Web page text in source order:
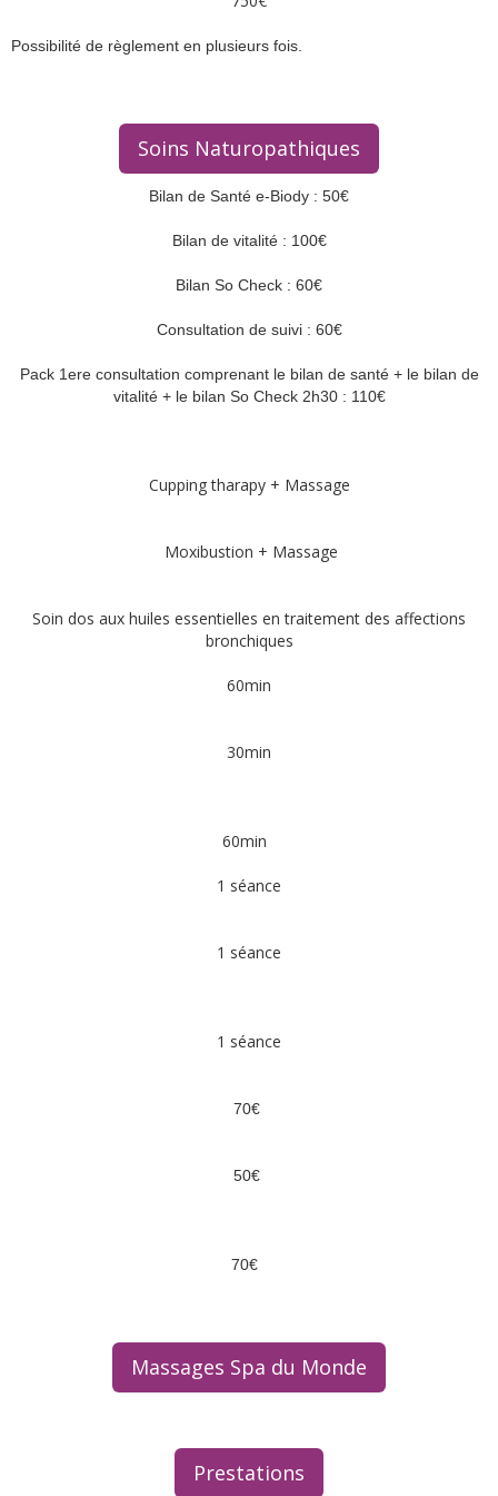
Possibilité de règlement en plusieurs fois.
Soins Naturopathiques
Bilan de Santé e-Biody : 50€
Bilan de vitalité : 100€
Bilan So Check : 60€
Consultation de suivi : 60€
Pack 1ere consultation comprenant le bilan de santé + le bilan de
vitalité + le bilan So Check 2h30 : 110€
Cupping tharapy + Massage
Moxibustion + Massage
Soin dos aux huiles essentielles en traitement des affections
bronchiques
60min
30min
60min
1 séance
1 séance
1 séance
70€
50€
70€
Massages Spa du Monde
Prestations